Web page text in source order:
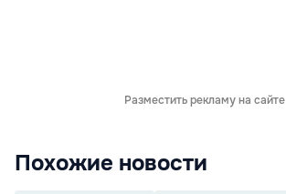
Разместить рекламу на сайте
Похожие новости